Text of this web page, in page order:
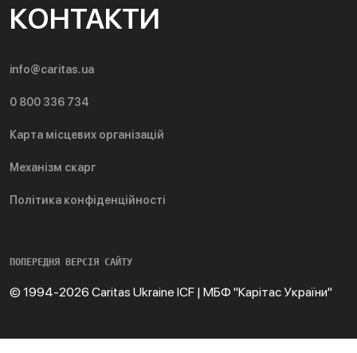
КОНТАКТИ
info@caritas.ua
0 800 336 734
Карта місцевих організацій
Механізм скарг
Політика конфіденційності
ПОПЕРЕДНЯ ВЕРСІЯ САЙТУ
© 1994-2026 Caritas Ukraine ICF | МБФ "Карітас України"